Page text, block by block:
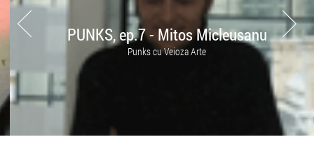
PUNKS, ep.7 - Mitos Micleusanu
Punks cu Veioza Arte